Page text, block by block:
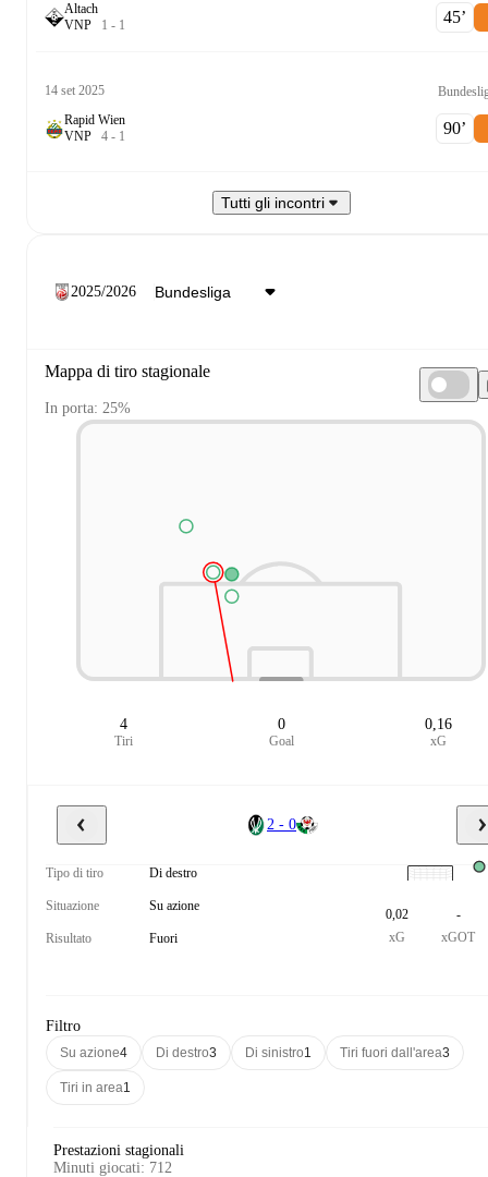
Altach
VNP 1 - 1 45‎’‎
14 set 2025
Rapid Wien
VNP 4 - 1 90‎’‎
Tutti gli incontri
2025/2026
Mappa di tiro stagionale
In porta: 25%
4
Tiri
0
Goal
0,16
xG
2 - 0
Tipo di tiro Di destro
Situazione Su azione
Risultato Fuori
0,02
xG
-
xGOT
Filtro
Su azione4 Di destro3 Di sinistro1 Tiri fuori dall'area3
Tiri in area1
Prestazioni stagionali
Minuti giocati: 712